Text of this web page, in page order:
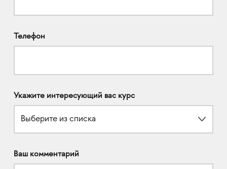
Телефон
Укажите интересующий вас курс
Выберите из списка
Ваш комментарий